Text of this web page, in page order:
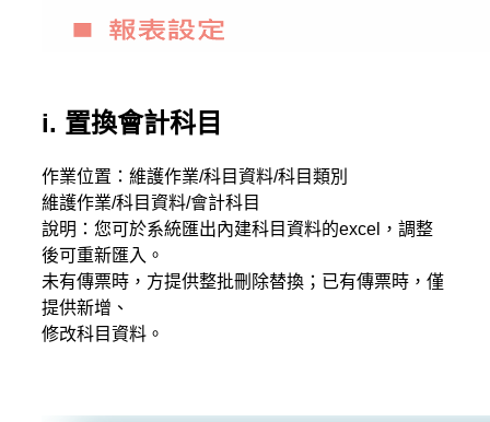
i. 置換會計科目
作業位置：維護作業/科目資料/科目類別
維護作業/科目資料/會計科目
說明：您可於系統匯出內建科目資料的excel，調整
後可重新匯入。
未有傳票時，方提供整批刪除替換；已有傳票時，僅
提供新增、
修改科目資料。